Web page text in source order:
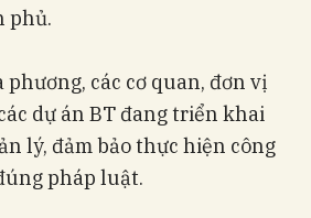
phủ.
phương, các cơ quan, đơn vị
dự án BT đang triển khai
lý, đảm bảo thực hiện công
pháp luật.